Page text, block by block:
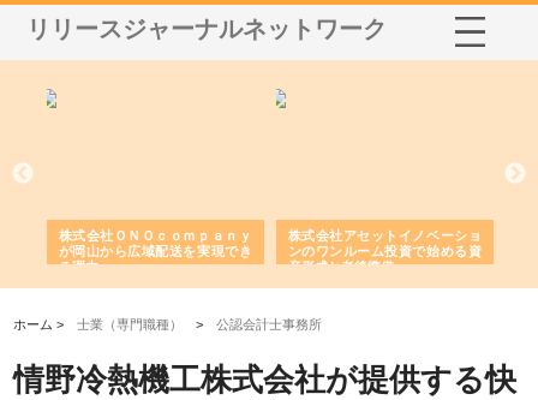
リリースジャーナルネットワーク
株式会社ＯＮＯｃｏｍｐａｎｙ
が岡山から広域配送を実現でき
る理由
株式会社アセットイノベーショ
ンのワンルーム投資で始める資
産形成と老後準備
ホーム >士業（専門職種） >公認会計士事務所
情野冷熱機工株式会社が提供する快